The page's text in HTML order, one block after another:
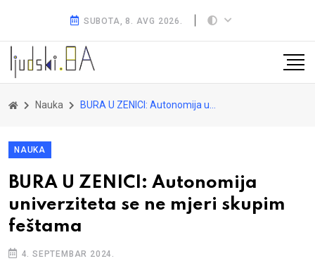
SUBOTA, 8. AVG 2026.
Nauka BURA U ZENICI: Autonomija univerziteta se ne mjeri skupim feštama
NAUKA
BURA U ZENICI: Autonomija
univerziteta se ne mjeri skupim
feštama
4. SEPTEMBAR 2024.